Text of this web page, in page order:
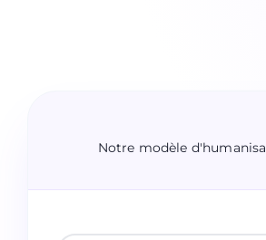
Notre modèle